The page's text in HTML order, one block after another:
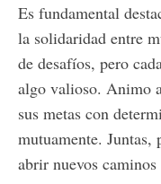
Es fundamental
la solidaridad entre
de desafíos, pero
algo valioso. Animo
sus metas con
mutuamente. Juntas,
abrir nuevos